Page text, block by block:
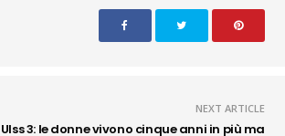
NEXT ARTICLE
Ulss 3: le donne vivono cinque anni in più ma